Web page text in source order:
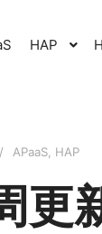
HAP
APaaS HAP
更